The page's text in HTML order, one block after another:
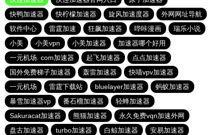
快鸭加速器
快柠檬加速器 旋风加速度器
外网网址导航
软件中心
雷霆加速 狂飙加速器 哔咔漫画
瑞乐小说
小美
小美vpn 小美加速器
加速器哪个好用
一元机场. com加速器
起飞加速器
点点加速器
国外免费梯子加速器
轰雷加速器
快喵vpv加速器
一元机场
雷霆下载站 bluelayer加速器
蚂蚁加速器
暴雪加速器vp
番石榴加速器
轻蜂加速器
Sakuracat加速器
熊猫加速器
永久免费vqn加速外网
盘古加速器
turbo加速器 白鲸加速器
安易加速器